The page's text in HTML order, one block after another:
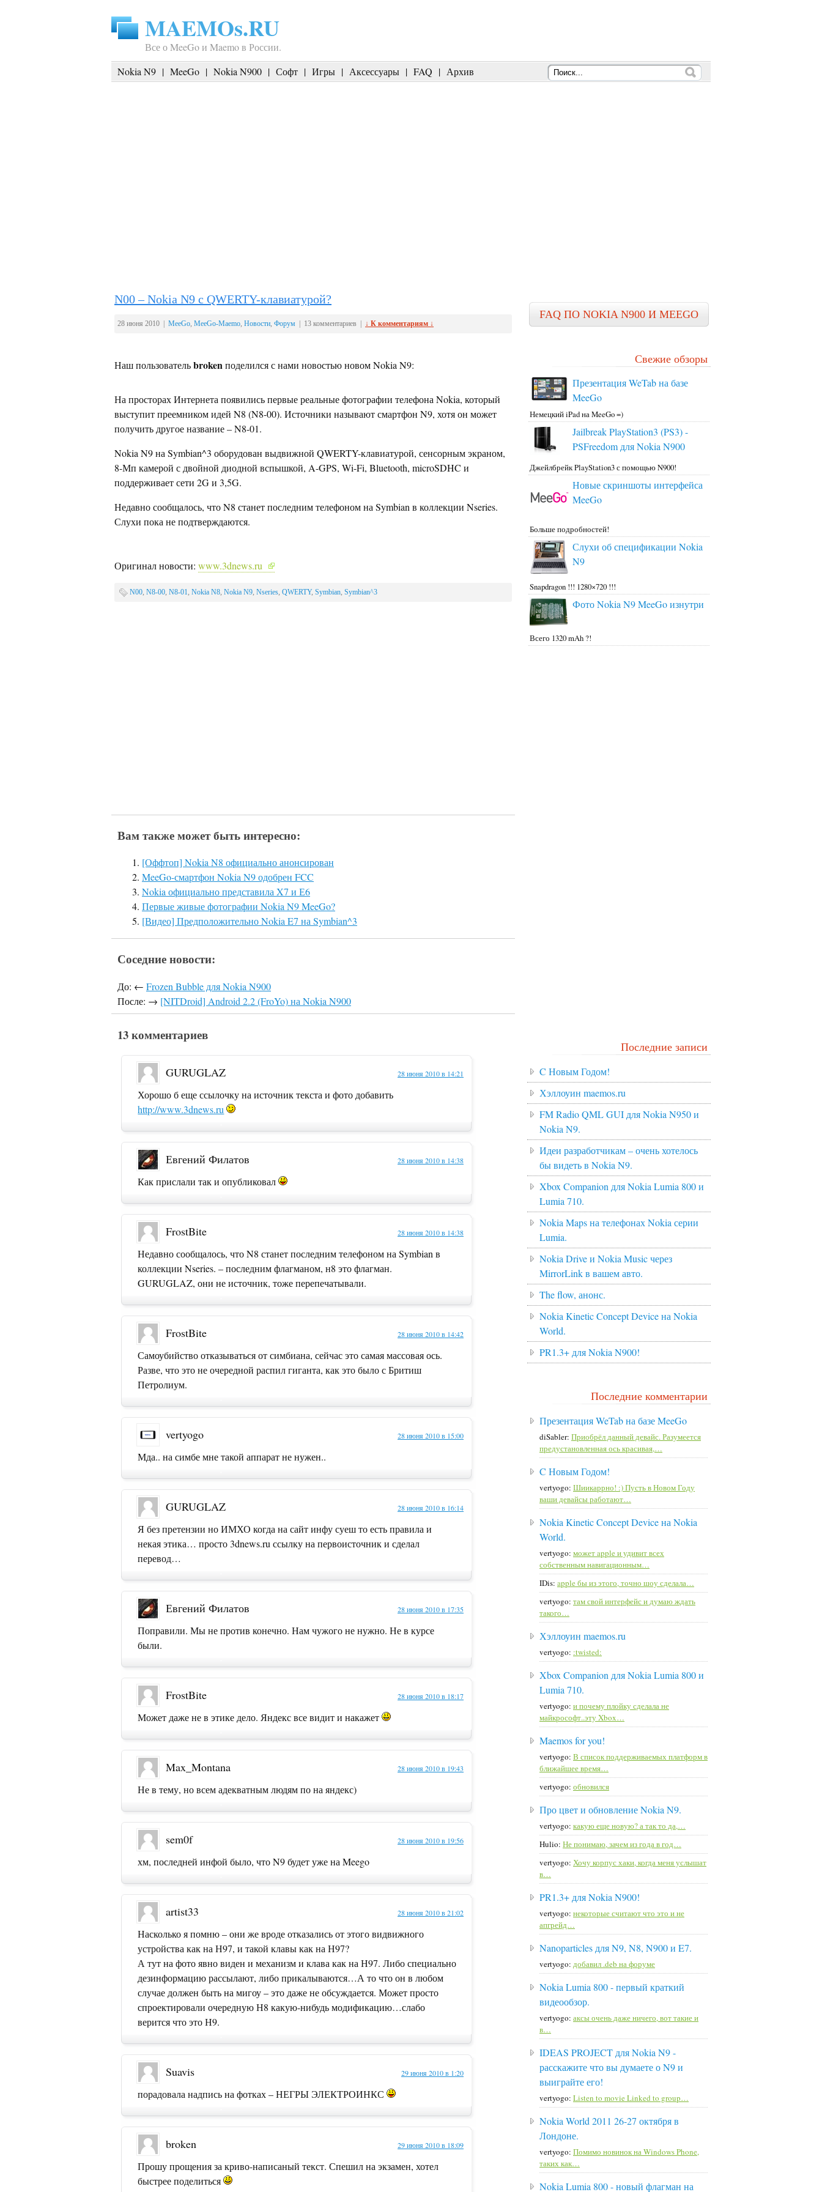
MAEMOs.RU
Все о MeeGo и Maemo в России.
Nokia N9 | MeeGo | Nokia N900 | Софт | Игры | Аксессуары | FAQ | Архив
N00 – Nokia N9 с QWERTY-клавиатурой?
28 июня 2010 | MeeGo, MeeGo-Maemo, Новости, Форум | 13 комментариев | ↓ К комментариям ↓
Наш пользовательbrokenподелился с нами новостью новом Nokia N9:
На просторах Интернета появились первые реальные фотографии телефона Nokia, который
выступит преемником идей N8 (N8-00). Источники называют смартфон N9, хотя он может
получить другое название – N8-01.
Nokia N9 на Symbian^3 оборудован выдвижной QWERTY-клавиатурой, сенсорным экраном,
8-Мп камерой с двойной диодной вспышкой, A-GPS, Wi-Fi, Bluetooth, microSDHC и
поддерживает сети 2G и 3,5G.
Недавно сообщалось, что N8 станет последним телефоном на Symbian в коллекции Nseries.
Слухи пока не подтверждаются.
Оригинал новости: www.3dnews.ru
N00, N8-00, N8-01, Nokia N8, Nokia N9, Nseries, QWERTY, Symbian, Symbian^3
Вам также может быть интересно:
[Оффтоп] Nokia N8 официально анонсирован
MeeGo-смартфон Nokia N9 одобрен FCC
Nokia официально представила X7 и Е6
Первые живые фотографии Nokia N9 MeeGo?
[Видео] Предположительно Nokia E7 на Symbian^3
Соседние новости:
До: ← Frozen Bubble для Nokia N900
После: → [NITDroid] Android 2.2 (FroYo) на Nokia N900
13 комментариев
GURUGLAZ 28 июня 2010 в 14:21
Хорошо б еще ссылочку на источник текста и фото добавить
http://www.3dnews.ru
Евгений Филатов 28 июня 2010 в 14:38
Как прислали так и опубликовал
FrostBite 28 июня 2010 в 14:38
Недавно сообщалось, что N8 станет последним телефоном на Symbian в
коллекции Nseries. – последним флагманом, н8 это флагман.
GURUGLAZ, они не источник, тоже перепечатывали.
FrostBite 28 июня 2010 в 14:42
Самоубийство отказываться от симбиана, сейчас это самая массовая ось.
Разве, что это не очередной распил гиганта, как это было с Бритиш
Петролиум.
vertyogo 28 июня 2010 в 15:00
Мда.. на симбе мне такой аппарат не нужен..
GURUGLAZ 28 июня 2010 в 16:14
Я без претензии но ИМХО когда на сайт инфу суеш то есть правила и
некая этика… просто 3dnews.ru ссылку на первоисточник и сделал
перевод…
Евгений Филатов 28 июня 2010 в 17:35
Поправили. Мы не против конечно. Нам чужого не нужно. Не в курсе
были.
FrostBite 28 июня 2010 в 18:17
Может даже не в этике дело. Яндекс все видит и накажет
Max_Montana 28 июня 2010 в 19:43
Не в тему, но всем адекватным людям по на яндекс)
sem0f 28 июня 2010 в 19:56
хм, последней инфой было, что N9 будет уже на Meego
artist33 28 июня 2010 в 21:02
Насколько я помню – они же вроде отказались от этого видвижного
устройства как на Н97, и такой клавы как на Н97?
А тут на фото явно виден и механизм и клава как на Н97. Либо специально
дезинформацию рассылают, либо прикалываются…А то что он в любом
случае должен быть на мигоу – это даже не обсуждается. Может просто
спроектировали очередную Н8 какую-нибудь модификацию…слабо
верится что это Н9.
Suavis 29 июня 2010 в 1:20
порадовала надпись на фотках – НЕГРЫ ЭЛЕКТРОИНКС
broken 29 июня 2010 в 18:09
Прошу прощения за криво-написаный текст. Спешил на экзамен, хотел
быстрее поделиться
FAQ ПО NOKIA N900 И MEEGO
Свежие обзоры
Презентация WeTab на базе
MeeGo
Немецкий iPad на MeeGo =)
Jailbreak PlayStation3 (PS3) -
PSFreedom для Nokia N900
Джейлбрейк PlayStation3 с помощью N900!
Новые скриншоты интерфейса
MeeGo
Больше подробностей!
Слухи об спецификации Nokia
N9
Snapdragon !!! 1280×720 !!!
Фото Nokia N9 MeeGo изнутри
Всего 1320 mAh ?!
Последние записи
C Новым Годом!
Хэллоуин maemos.ru
FM Radio QML GUI для Nokia N950 и
Nokia N9.
Идеи разработчикам – очень хотелось
бы видеть в Nokia N9.
Xbox Companion для Nokia Lumia 800 и
Lumia 710.
Nokia Maps на телефонах Nokia серии
Lumia.
Nokia Drive и Nokia Music через
MirrorLink в вашем авто.
The flow, анонс.
Nokia Kinetic Concept Device на Nokia
World.
PR1.3+ для Nokia N900!
Последние комментарии
Презентация WeTab на базе MeeGo
diSabler: Приобрёл данный девайс. Разумеется
предустановленная ось красивая,…
C Новым Годом!
vertyogo: Шиикаррно! :) Пусть в Новом Году
ваши девайсы работают…
Nokia Kinetic Concept Device на Nokia
World.
vertyogo: может apple и удивит всех
собственным навигационным…
IDis: apple бы из этого, точно шоу сделала…
vertyogo: там свой интерфейс и думаю ждать
такого…
Хэллоуин maemos.ru
vertyogo: :twisted:
Xbox Companion для Nokia Lumia 800 и
Lumia 710.
vertyogo: и почему плойку сделала не
майкрософт..эту Xbox…
Maemos for you!
vertyogo: В список поддерживаемых платформ в
ближайшее время…
vertyogo: обновился
Про цвет и обновление Nokia N9.
vertyogo: какую еще новую? а так то да,…
Hulio: Не понимаю, зачем из года в год…
vertyogo: Хочу корпус хаки, когда меня услышат
в…
PR1.3+ для Nokia N900!
vertyogo: некоторые считают что это и не
апгрейд…
Nanoparticles для N9, N8, N900 и E7.
vertyogo: добавил .deb на форуме
Nokia Lumia 800 - первый краткий
видеообзор.
vertyogo: аксы очень даже ничего, вот такие и
в…
IDEAS PROJECT для Nokia N9 -
расскажите что вы думаете о N9 и
выиграйте его!
vertyogo: Listen to movie Linked to group…
Nokia World 2011 26-27 октября в
Лондоне.
vertyogo: Помимо новинок на Windows Phone,
таких как…
Nokia Lumia 800 - новый флагман на